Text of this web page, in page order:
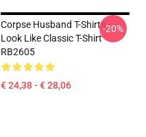
Corpse Husband T-Shirts -
Look Like Classic T-Shirt
RB2605
€ 24,38 - € 28,06
-20%